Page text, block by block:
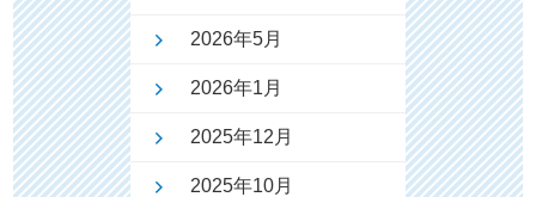
2026年5月
2026年1月
2025年12月
2025年10月